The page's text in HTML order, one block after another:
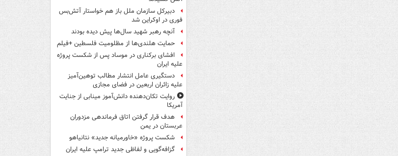
دبیرکل سازمان ملل باز هم خواستار آتش‌بس
فوری در اوکراین شد
آنچه رهبر شهید سال‌ها پیش دیده بودند
حمایت هلندی‌ها از مظلومیت فلسطین +فیلم
افشای برکناری در موساد پس از شکست پروژه
علیه ایران
دستگیری عامل انتشار مطالب توهین‌آمیز
علیه زائران اربعین در فضای مجازی
روایت تکان‌دهنده دانش‌آموز مینابی از جنایت
آمریکا
هدف قرار گرفتن اتاق‌ فرماندهی مزدوران
عربستان در یمن
شکست پروژه «خاورمیانه جدید» نتانیاهو
گزافه‌گویی و لفاظی جدید ترامپ علیه ایران